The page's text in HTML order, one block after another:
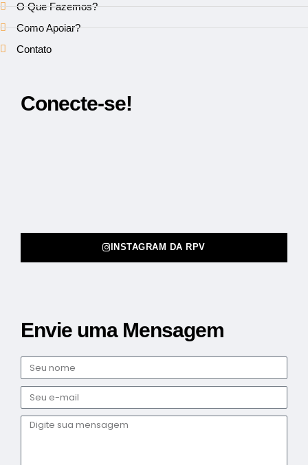
O Que Fazemos?
Como Apoiar?
Contato
Conecte-se!
INSTAGRAM DA RPV
Envie uma Mensagem
Nome
mail
Mensagem